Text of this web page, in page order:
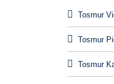
Tosmur
Tosmur
Tosmur